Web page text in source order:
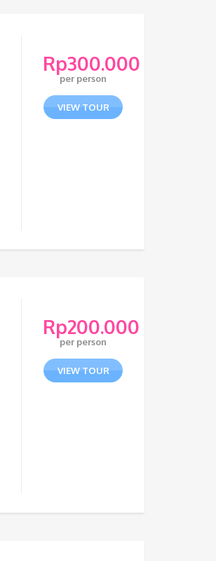
Rp300.000
per person
VIEW TOUR
Rp200.000
per person
VIEW TOUR